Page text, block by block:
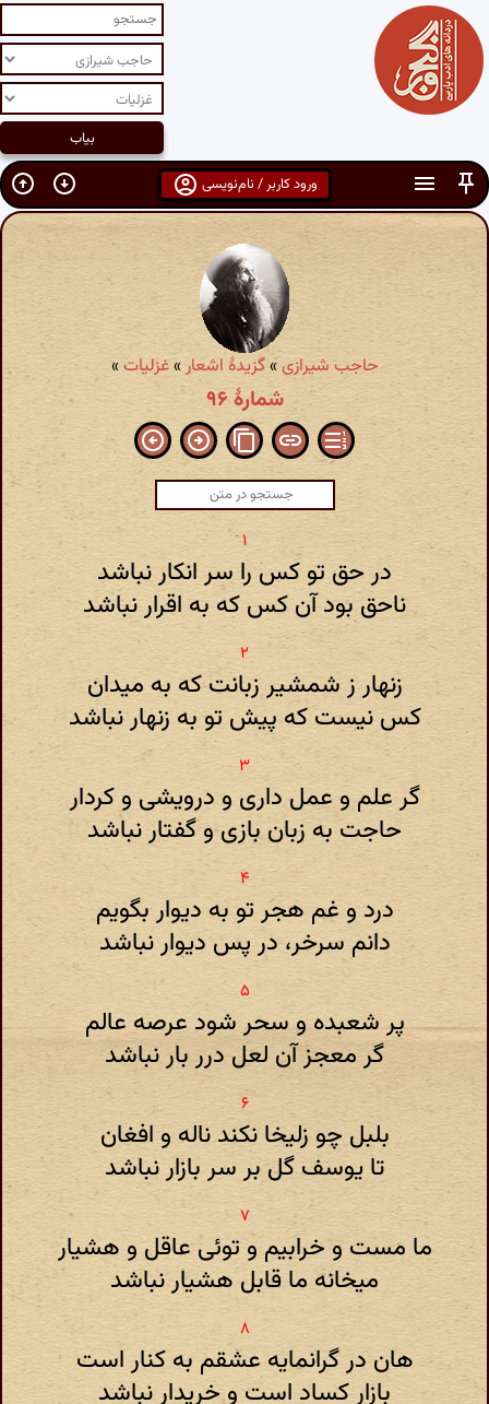
ورود کاربر / نام‌نویسی
حاجب شیرازی»گزیدهٔ اشعار»غزلیات»
شمارهٔ ۹۶
در حق تو کس را سر انکار نباشد
ناحق بود آن کس که به اقرار نباشد
زنهار ز شمشیر زبانت که به میدان
کس نیست که پیش تو به زنهار نباشد
گر علم و عمل داری و درویشی و کردار
حاجت به زبان بازی و گفتار نباشد
درد و غم هجر تو به دیوار بگویم
دانم سرخر، در پس دیوار نباشد
پر شعبده و سحر شود عرصه عالم
گر معجز آن لعل درر بار نباشد
بلبل چو زلیخا نکند ناله و افغان
تا یوسف گل بر سر بازار نباشد
ما مست و خرابیم و توئی عاقل و هشیار
میخانه ما قابل هشیار نباشد
هان در گرانمایه عشقم به کنار است
بازار کساد است و خریدار نباشد